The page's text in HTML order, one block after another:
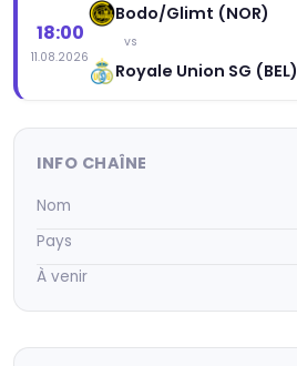
18:00
11.08.2026
Bodo/Glimt (NOR)
vs
Royale Union SG (BEL)
INFO CHAÎNE
Nom
Pays
À venir